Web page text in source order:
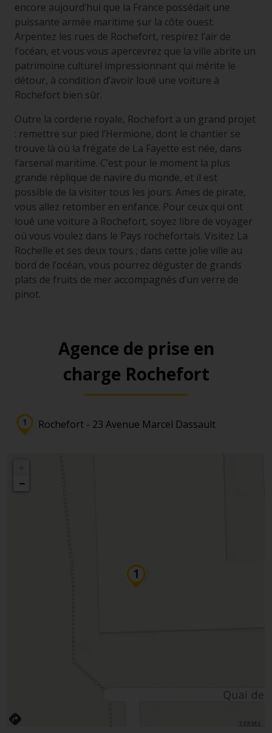
encore aujourd’hui que la France possédait une
puissante armée maritime sur la côte ouest.
Arpentez les rues de Rochefort, respirez l’air de
l’océan, et vous vous apercevrez que la ville abrite un
patrimoine culturel impressionnant qui mérite le
détour, à condition d’avoir loué une voiture à
Rochefort bien sûr.
Outre la corderie royale, Rochefort a un grand projet
: remettre sur pied l’Hermione, dont le chantier se
trouve là où la frégate de La Fayette est née, dans
l’arsenal maritime. C’est pour le moment la plus
grande réplique de navire du monde, et il est
possible de la visiter tous les jours. Ames de pirate,
vous allez retomber en enfance. Pour ceux qui ont
loué une voiture à Rochefort, soyez libre de voyager
où vous voulez dans le Pays rochefortais. Visitez La
Rochelle et ses deux tours ; dans cette jolie ville au
bord de l’océan, vous pourrez déguster de grands
plats de fruits de mer accompagnés d’un verre de
pinot.
Agence de prise en
charge Rochefort
Rochefort - 23 Avenue Marcel Dassault
−